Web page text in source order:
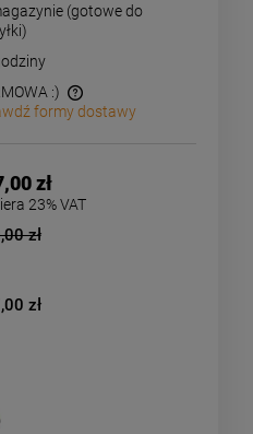
(gotowe do
:)
199pln wysyłamy za
formy dostawy
zł
23% VAT
zł
zł